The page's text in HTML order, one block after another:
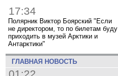
17:34
Полярник Виктор Боярский "Если
не директором, то по билетам буду
приходить в музей Арктики и
Антарктики"
ГЛАВНАЯ НОВОСТЬ
01:22